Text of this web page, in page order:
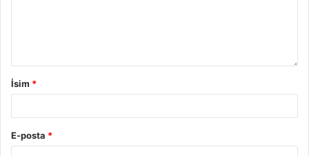
İsim *
E-posta *